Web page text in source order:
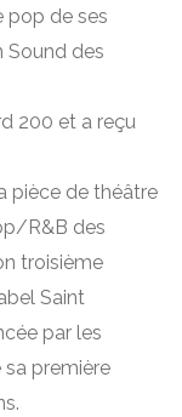
pop de ses
Sound des
200 et a reçu
pièce de théâtre
R&B des
troisième
Saint
par les
première